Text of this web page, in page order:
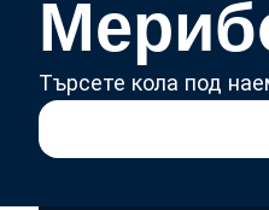
Търсете кола под